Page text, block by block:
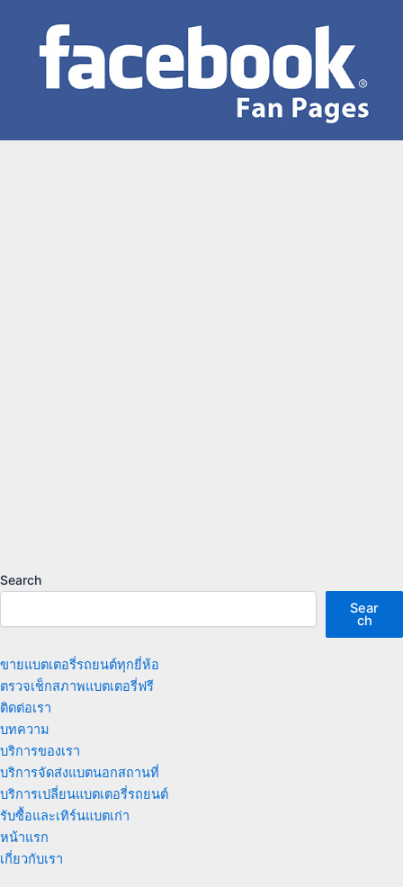
Search
Sear
ch
ขายแบตเตอรี่รถยนต์ทุกยี่ห้อ
ตรวจเช็กสภาพแบตเตอรี่ฟรี
ติดต่อเรา
บทความ
บริการของเรา
บริการจัดส่งแบตนอกสถานที่
บริการเปลี่ยนแบตเตอรี่รถยนต์
รับซื้อและเทิร์นแบตเก่า
หน้าแรก
เกี่ยวกับเรา